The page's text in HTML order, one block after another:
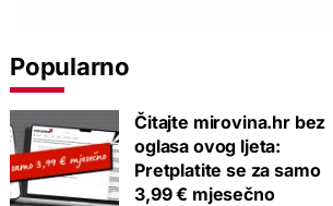
Popularno
Čitajte mirovina.hr bez
oglasa ovog ljeta:
Pretplatite se za samo
3,99 € mjesečno